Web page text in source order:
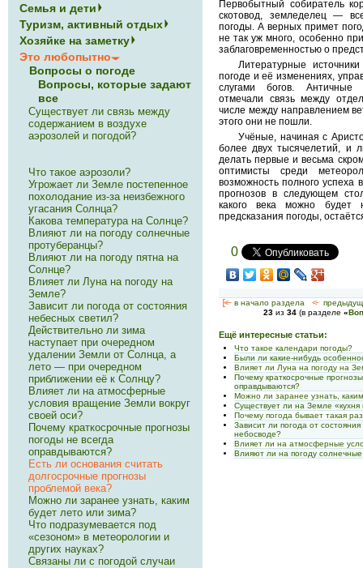
Первобытный собиратель
скотовод, земледелец —
погоды. А верных примет
не так уж много, особенно
заблаговременностью о
Литературные
погоде и её изменениях,
слугами богов. Античные
отмечали связь между
числе между направлением
этого они не пошли.
Учёные, начиная с
более двух тысячелетий, и
делать первые и весьма
оптимисты среди
возможность полного
прогнозов в следу­ющем
какого века мож­но будет
предсказания погоды,
0
[<— в начало раздела <-
23 из 34 (в разделе «
Ещё интересные статьи:
Что такое календари погоды?
Были ли какие-нибудь
Влияет ли Луна на погоду на
Почему краткосрочные
оправдываются?
Можно ли заранее узнать,
Существует ли на Земле «кухня
Почему погода бывает такая
Зависит ли погода от
небосводе?
Влияет ли на атмосферные
Влияют ли на погоду
Семья и дети
Туризм, активный отдых
Хозяйке на заметку
Это любопытно
Вопросы о погоде
Вопросы, которые задают
все
Существует ли связь между
содержанием в воздухе
аэрозолей и погодой?
Что такое аэрозоли?
Угрожает ли Земле постепенное
похолодание из-за неизбежного
угасания Солнца?
Какова температура на Солнце?
Влияют ли на погоду солнечные
протуберанцы?
Влияют ли на погоду пятна на
Солнце?
Влияет ли Луна на погоду на
Земле?
Зависит ли погода от состояния
небесных светил?
Действительно ли зима
наступает при очередном
удалении Земли от Солнца, а
лето — при очередном
приближении её к Солнцу?
Влияет ли на атмосферные
условия вращение Земли вокруг
своей оси?
Почему краткосрочные прогнозы
погоды не всегда
оправдываются?
Есть ли основания считать
долгосрочные прогно­зы
проблемой века?
Можно ли заранее узнать, каким
будет лето или зима?
Что подразумевается под
«сезоном» в метеоро­логии и
других науках?
Связаны ли с погодой случаи